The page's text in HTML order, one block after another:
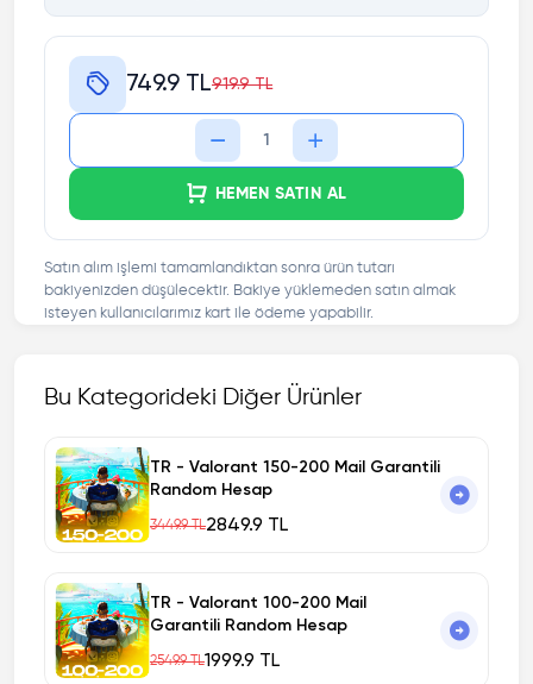
749.9 TL919.9 TL
HEMEN SATIN AL
Satın alım işlemi tamamlandıktan sonra ürün tutarı
bakiyenizden düşülecektir. Bakiye yüklemeden satın almak
isteyen kullanıcılarımız kart ile ödeme yapabilir.
Bu Kategorideki Diğer Ürünler
TR - Valorant 150-200 Mail Garantili
Random Hesap
3449.9 TL2849.9 TL
TR - Valorant 100-200 Mail
Garantili Random Hesap
2549.9 TL1999.9 TL